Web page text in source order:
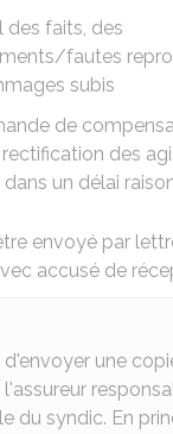
des faits, des
fautes
subis
de
des
un délai
envoyé par
accusé de
une
du syndic. En